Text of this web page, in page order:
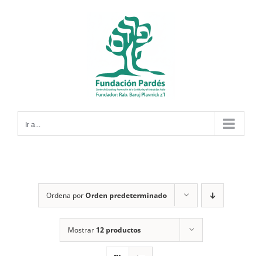
Ir a...
Ordena porOrden predeterminado
Mostrar 12 productos